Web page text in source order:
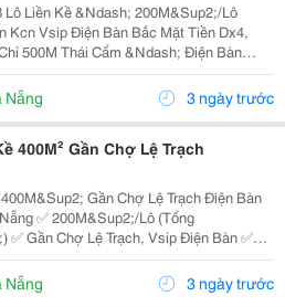
Lô Liền Kề &Ndash; 200M&Sup2;/Lô
Vsip Điện Bàn Bắc Mặt Tiền Dx4,
500M Thái Cẩm &Ndash; Điện Bàn
Nẵng Khoảng 14Km ✅ Đất Ở Đô Thị
Sẵn Gần Quy Hoạch Kcn Vsip, Tiềm
Cao...
Nẵng 3 ngày trước
400M² Gần Chợ Lệ Trạch
Gần Chợ Lệ Trạch Điện Bàn
✅ 200M&Sup2;/Lô (Tổng
✅ Gần Chợ Lệ Trạch, Vsip Điện Bàn ✅
Tô Tránh Nhau ✅ Sổ Sẵn &Ndash;
Lô 0378 154 530
Nẵng 3 ngày trước